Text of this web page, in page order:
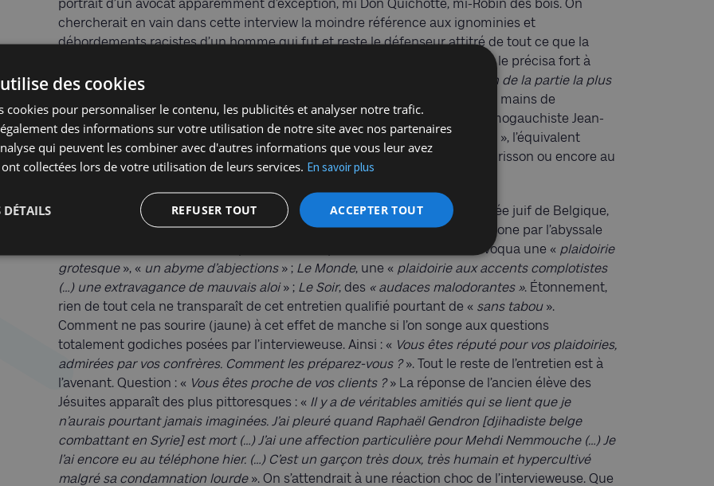
portrait d’un avocat apparemment d’exception, mi Don Quichotte, mi-Robin des bois. On
chercherait en vain dans cette interview la moindre référence aux ignominies et
débordements racistes d’un homme qui fut et reste le défenseur attitré de tout ce que la
Belgique compte d’antisémites islamistes et/ou d’extrême droite. Comme le précisa fort à
proposLe Monde
l’antisémitisme semble être le dénominateur commun de la partie la plus
». Aussi n’est-ce pas fortuit qu’il reçût des mains de
Dieudonné M’Bala M’Bala, dont il fut avec l’islamofasciste Laquay et l’islamogauchiste Jean-
Marie Dermagne, l’un des conseils en Belgique, la fameuse « quenelle d’or », l’équivalent
antisémite des Oscars, attribuée notamment au négationniste Robert Faurisson ou encore au
polémiste national-socialiste Alain Soral.
Soulignons, à toutes fins utiles, que celui qui fut l’avocat du tueur du Musée juif de Belgique,
Medhi Nemmouche, avait sidéré ses collègues comme la presse francophone par l’abyssale
évoqua une « plaidoirie
grotesque», « un abyme d’abjections» ; Le Monde, une « plaidoirie aux accents complotistes
(…) une extravagance de mauvais aloi» ; Le Soir, des « audaces malodorantes ». Étonnement,
rien de tout cela ne transparaît de cet entretien qualifié pourtant de « sans tabou».
Comment ne pas sourire (jaune) à cet effet de manche si l’on songe aux questions
totalement godiches posées par l’intervieweuse. Ainsi : « Vous êtes réputé pour vos plaidoiries,
admirées par vos confrères. Comment les préparez-vous ?». Tout le reste de l’entretien est à
l’avenant. Question : « Vous êtes proche de vos clients ?» La réponse de l’ancien élève des
Jésuites apparaît des plus pittoresques : « Il y a de véritables amitiés qui se lient que je
n’aurais pourtant jamais imaginées. J’ai pleuré quand Raphaël Gendron [djihadiste belge
combattant en Syrie] est mort (…) J’ai une affection particulière pour Mehdi Nemmouche (…) Je
l’ai encore eu au téléphone hier. (…) C’est un garçon très doux, très humain et hypercultivé
malgré sa condamnation lourde ». On s’attendrait à une réaction choc de l’intervieweuse. Que
des cookies
cookies pour personnaliser le contenu, les publicités et analyser notre trafic.
des informations sur votre utilisation de notre site avec nos partenaires
qui peuvent les combiner avec d'autres informations que vous leur avez
collectées lors de votre utilisation de leurs services. En savoir plus
ACCEPTER TOUT
REFUSER TOUT
DÉTAILS